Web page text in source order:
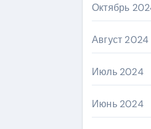
Октябрь
Август 2024
Июль 2024
Июнь 2024